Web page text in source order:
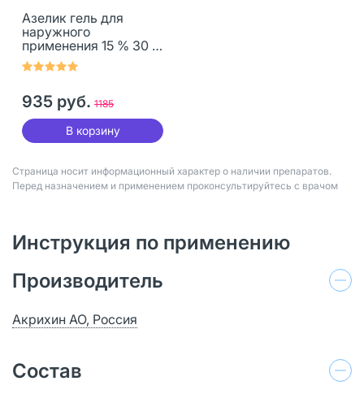
Азелик гель для
наружного
применения 15 % 30 г
1 шт
935 руб. 1185
В корзину
Страница носит информационный характер о наличии препаратов.
Перед назначением и применением проконсультируйтесь с врачом
Инструкция по применению
Производитель
Акрихин АО, Россия
Состав